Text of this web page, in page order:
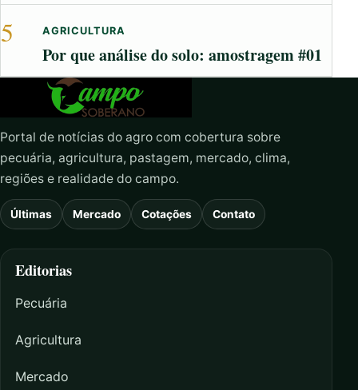
5 AGRICULTURA
Por que análise do solo: amostragem #01
Portal de notícias do agro com cobertura sobre
pecuária, agricultura, pastagem, mercado, clima,
regiões e realidade do campo.
Últimas Mercado Cotações Contato
Editorias
Pecuária
Agricultura
Mercado